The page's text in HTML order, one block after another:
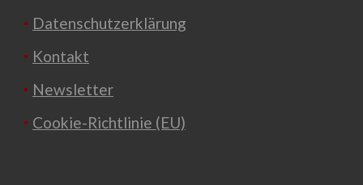
Datenschutzerklärung
Kontakt
Newsletter
Cookie-Richtlinie (EU)